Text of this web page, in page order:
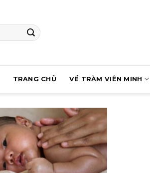
TRANG CHỦ VỀ TRÀM VIÊN MINH